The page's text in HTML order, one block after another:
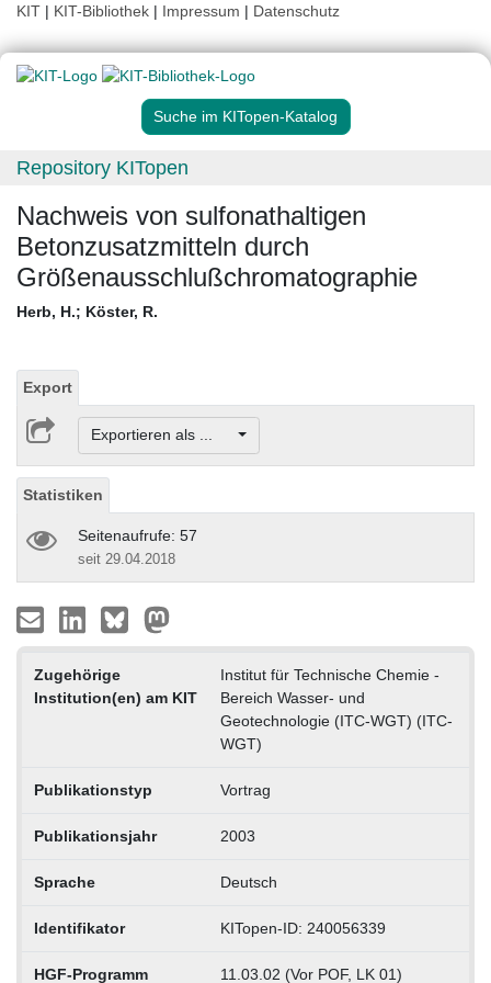
KIT | KIT-Bibliothek | Impressum | Datenschutz
Suche im KITopen-Katalog
Repository KITopen
Nachweis von sulfonathaltigen
Betonzusatzmitteln durch
Größenausschlußchromatographie
Herb, H.; Köster, R.
Export
Exportieren als ...
Statistiken
Seitenaufrufe: 57
seit 29.04.2018
Zugehörige
Institution(en) am KIT
Institut für Technische Chemie -
Bereich Wasser- und
Geotechnologie (ITC-WGT) (ITC-
WGT)
Publikationstyp Vortrag
Publikationsjahr 2003
Sprache Deutsch
Identifikator KITopen-ID: 240056339
HGF-Programm 11.03.02 (Vor POF, LK 01)